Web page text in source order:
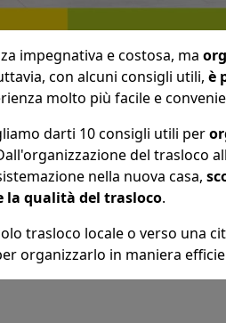
impegnativa e costosa, ma
con alcuni consigli utili, è
molto più facile e
darti 10 consigli utili per
del trasloco
nella nuova casa,
la qualità del trasloco.
trasloco locale o verso una
organizzarlo in maniera